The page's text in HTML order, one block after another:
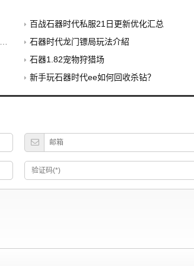
百战石器时代私服21日更新优化汇总
石器时代龙门镖局玩法介紹
石器1.82宠物狩猎场
新手玩石器时代ee如何回收杀钻？